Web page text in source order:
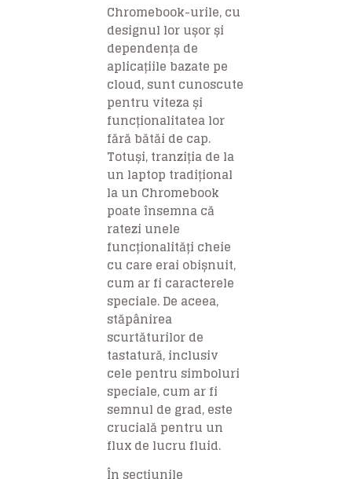
Chromebook-urile, cu
designul lor ușor și
dependența de
aplicațiile bazate pe
cloud, sunt cunoscute
pentru viteza și
funcționalitatea lor
fără bătăi de cap.
Totuși, tranziția de la
un laptop tradițional
la un Chromebook
poate însemna că
ratezi unele
funcționalități cheie
cu care erai obișnuit,
cum ar fi caracterele
speciale. De aceea,
stăpânirea
scurtăturilor de
tastatură, inclusiv
cele pentru simboluri
speciale, cum ar fi
semnul de grad, este
crucială pentru un
flux de lucru fluid.